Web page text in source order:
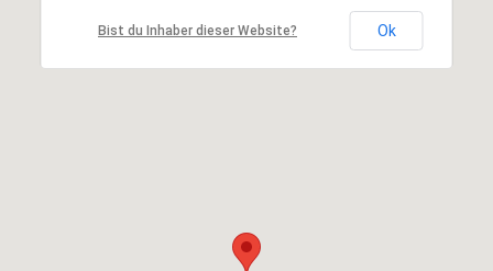
Bist du Inhaber dieser Website? Ok
Bist du Inhaber dieser Website? Ok